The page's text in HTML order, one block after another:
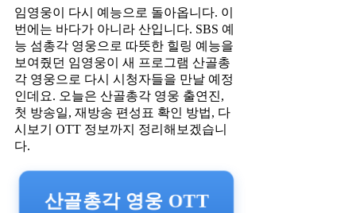
임영웅이 다시 예능으로 돌아옵니다. 이
번에는 바다가 아니라 산입니다. SBS 예
능 섬총각 영웅으로 따뜻한 힐링 예능을
보여줬던 임영웅이 새 프로그램 산골총
각 영웅으로 다시 시청자들을 만날 예정
인데요. 오늘은 산골총각 영웅 출연진,
첫 방송일, 재방송 편성표 확인 방법, 다
시보기 OTT 정보까지 정리해보겠습니
다.
산골총각 영웅 OTT